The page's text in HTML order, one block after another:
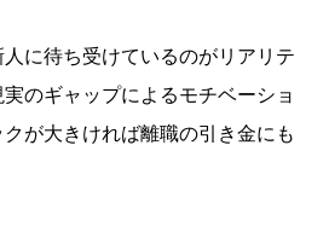
に待ち受けているのがリアリテ
のギャップによるモチベーショ
が大きければ離職の引き金にも